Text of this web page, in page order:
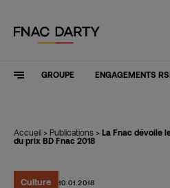
GROUPE ENGAGEMENTS
Accueil > Publications > La Fnac dévoile
du prix BD Fnac 2018
Culture 10.01.2018